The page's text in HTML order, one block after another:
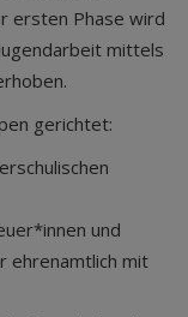
ersten Phase wird
mittels
gerichtet:
und
ehrenamtlich mit